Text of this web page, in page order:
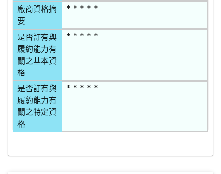
廠商資格摘
要
* * * * *
是否訂有與
履約能力有
關之基本資
格
* * * * *
是否訂有與
履約能力有
關之特定資
格
* * * * *